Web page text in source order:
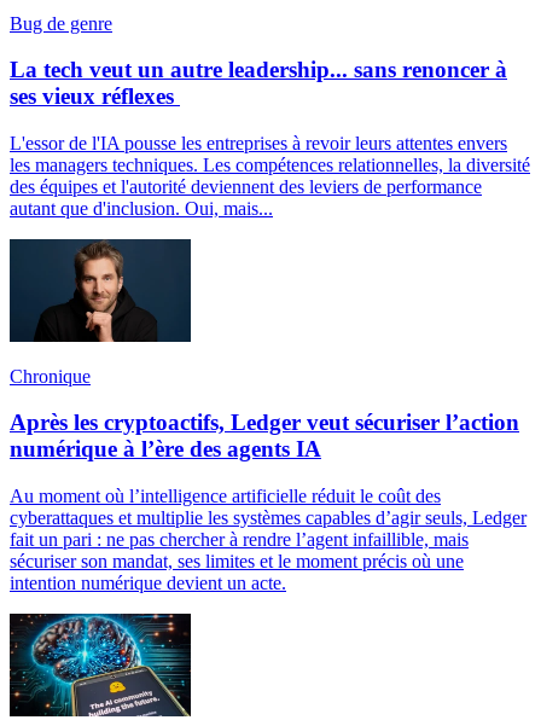
Bug de genre
La tech veut un autre leadership... sans renoncer à
ses vieux réflexes
L'essor de l'IA pousse les entreprises à revoir leurs attentes envers
les managers techniques. Les compétences relationnelles, la diversité
des équipes et l'autorité deviennent des leviers de performance
autant que d'inclusion. Oui, mais...
Chronique
Après les cryptoactifs, Ledger veut sécuriser l’action
numérique à l’ère des agents IA
Au moment où l’intelligence artificielle réduit le coût des
cyberattaques et multiplie les systèmes capables d’agir seuls, Ledger
fait un pari : ne pas chercher à rendre l’agent infaillible, mais
sécuriser son mandat, ses limites et le moment précis où une
intention numérique devient un acte.